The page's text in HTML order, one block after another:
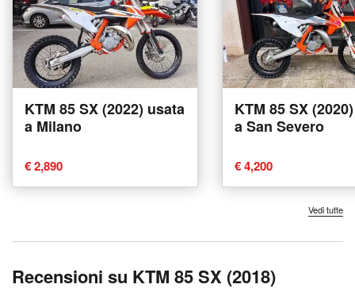
KTM 85 SX (2022) usata
a Milano
€ 2,890
KTM 85 SX
a San Severo
€ 4,200
Vedi tutte
Recensioni su KTM 85 SX (2018)